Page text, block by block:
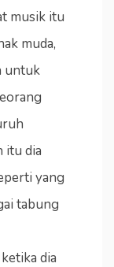
musik itu
muda,
untuk
itu dia
yang
tabung
dia